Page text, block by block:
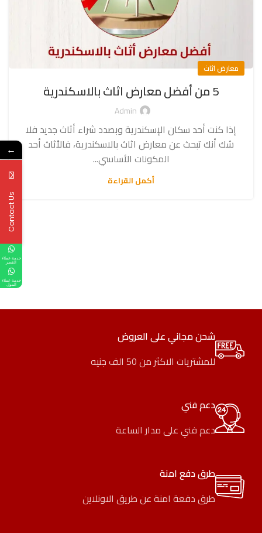
معارض اثاث
5 من أفضل معارض اثاث بالاسكندرية
Admin
إذا كنت أحد سكان الإسكندرية وبصدد شراء أثاث جديد فلا
شك أنك تبحث عن معارض اثاث بالاسكندرية، فالأثاث أحد
المكونات الأساسي...
أكمل القراءة
شحن مجاني على العروض
للمشتريات الاكثر من 50 الف جنيه
دعم فني
دعم فني على مدار الساعة
طرق دفع امنة
طرق دفعة امنة عن طريق الاونلاين
←
Contact Us
خدمة عملاء
القصر
خدمة عملاء
المول